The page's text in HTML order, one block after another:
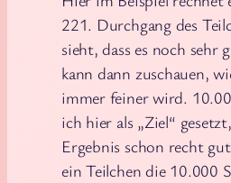
221. Durchgang des
sieht, dass es noch sehr
kann dann zuschauen,
immer feiner wird.
ich hier als „Ziel“
Ergebnis schon recht
ein Teilchen die 10.000